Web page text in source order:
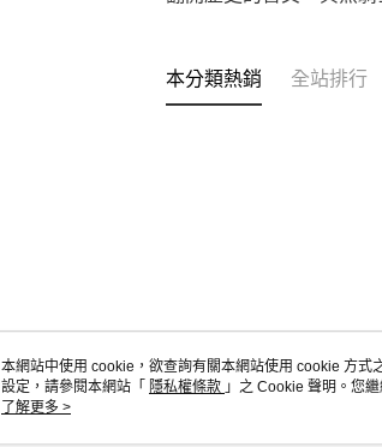
本分類熱銷 全站排行
關於我們
本網站中使用 cookie，欲查詢有關本網站使用 cookie 方
設定，請參閱本網站「 隱私權條款 」之 Cookie 聲明。您
使用 cookie。
了解更多 >